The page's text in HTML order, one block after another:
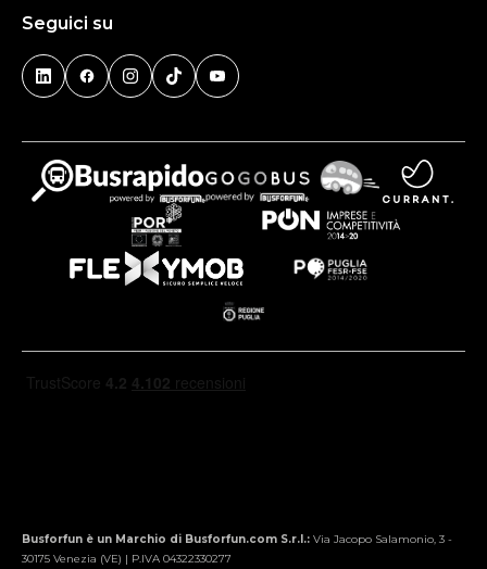
Seguici su
Busforfun è un Marchio di Busforfun.com S.r.l.: Via Jacopo Salamonio, 3 -
30175 Venezia (VE) | P.IVA 04322330277